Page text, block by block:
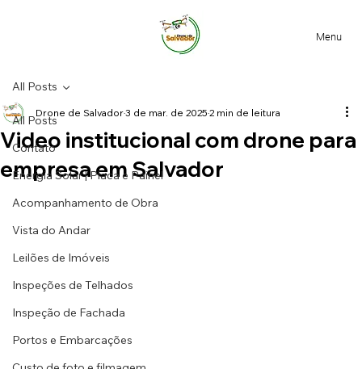
Menu
All Posts
Contato
Energia Solar | Placa e Painel
Acompanhamento de Obra
Vista do Andar
Leilões de Imóveis
Inspeções de Telhados
Inspeção de Fachada
Portos e Embarcações
All Posts
Video institucional com drone para
empresa em Salvador
Drone de Salvador3 de mar. de 2025 2 min de leitura